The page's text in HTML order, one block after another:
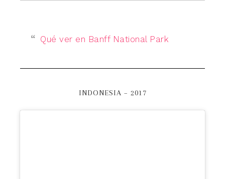
Qué ver en Banff National Park
INDONESIA – 2017